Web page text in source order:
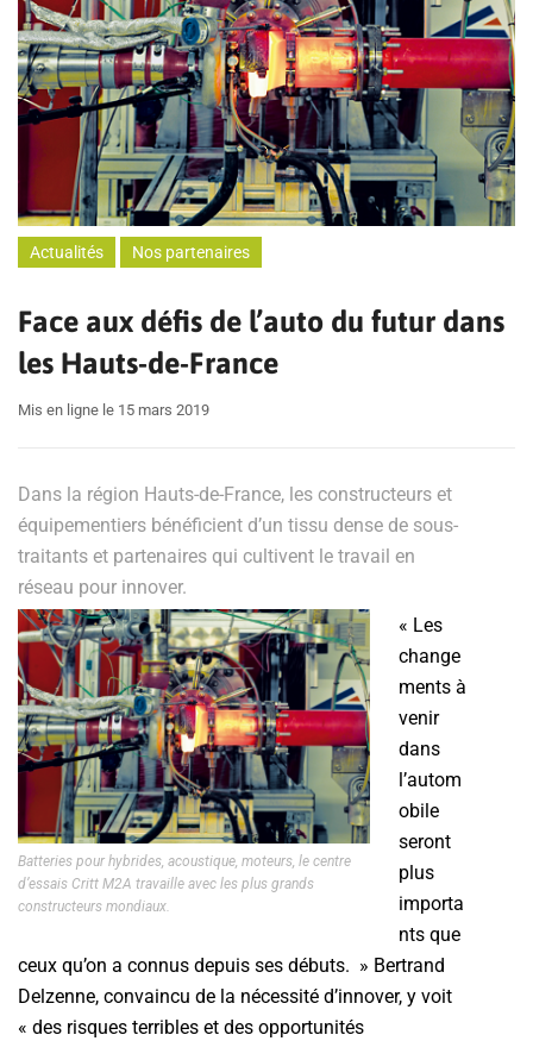
Actualités Nos partenaires
Face aux défis de l’auto du futur dans
les Hauts-de-France
Mis en ligne le 15 mars 2019
Dans la région Hauts-de-France, les constructeurs et
équipementiers bénéficient d’un tissu dense de sous-
traitants et partenaires qui cultivent le travail en
réseau pour innover.
Batteries pour hybrides, acoustique, moteurs, le centre
d’essais Critt M2A travaille avec les plus grands
constructeurs mondiaux.
« Les
change
ments à
venir
dans
l’autom
obile
seront
plus
importa
nts que
ceux qu’on a connus depuis ses débuts. » Bertrand
Delzenne, convaincu de la nécessité d’innover, y voit
« des risques terribles et des opportunités